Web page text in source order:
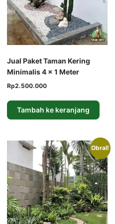
Jual Paket Taman Kering
Minimalis 4 × 1 Meter
Harga
adalah:
Rp3.500.000.
Rp2.500.000Harga
adalah:
Tambah ke keranjang
Obral!